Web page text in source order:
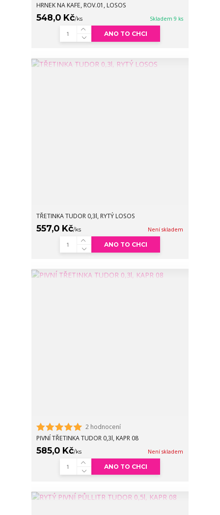
HRNEK NA KAFE, ROV.01, LOSOS
548,0 Kč/ks Skladem 9 ks
ANO TO CHCI
TŘETINKA TUDOR 0,3l, RYTÝ LOSOS
557,0 Kč/ks Není skladem
ANO TO CHCI
2 hodnocení
PIVNÍ TŘETINKA TUDOR 0,3l, KAPR 08
585,0 Kč/ks Není skladem
ANO TO CHCI